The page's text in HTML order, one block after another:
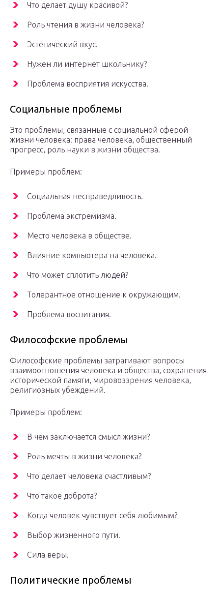
Что делает душу красивой?
Роль чтения в жизни человека?
Эстетический вкус.
Нужен ли интернет школьнику?
Проблема восприятия искусства.
Социальные проблемы
Это проблемы, связанные с социальной сферой
жизни человека: права человека, общественный
прогресс, роль науки в жизни общества.
Примеры проблем:
Социальная несправедливость.
Проблема экстремизма.
Место человека в обществе.
Влияние компьютера на человека.
Что может сплотить людей?
Толерантное отношение к окружающим.
Проблема воспитания.
Философские проблемы
Философские проблемы затрагивают вопросы
взаимоотношения человека и общества, сохранения
исторической памяти, мировоззрения человека,
религиозных убеждений.
Примеры проблем:
В чем заключается смысл жизни?
Роль мечты в жизни человека?
Что делает человека счастливым?
Что такое доброта?
Когда человек чувствует себя любимым?
Выбор жизненного пути.
Сила веры.
Политические проблемы